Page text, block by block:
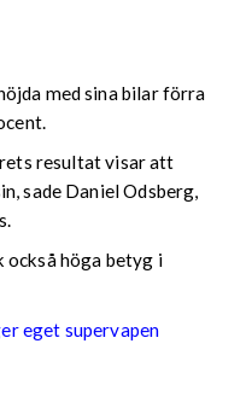
med sina bilar förra
resultat visar att
sade Daniel Odsberg,
också höga betyg i
eget supervapen